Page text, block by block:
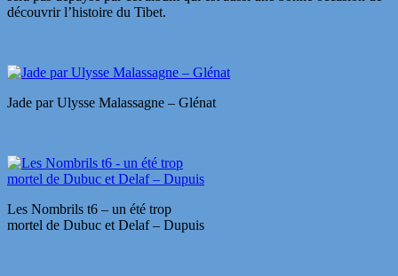
découvrir l’histoire du Tibet.
Jade par Ulysse Malassagne – Glénat
Les Nombrils t6 – un été trop
mortel de Dubuc et Delaf – Dupuis